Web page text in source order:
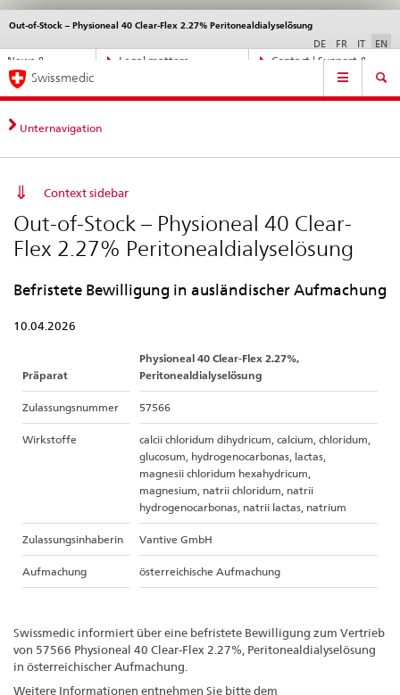
Direct
navigation:
news,
matters,
News &
Legal matters,
Contact | Support &
Out-of-Stock – Physioneal 40 Clear-Flex 2.27% Peritonealdialyselösung
Languages
DE FR IT EN
Service
Main
Navigation
Swissmedic
Unternavigation
Context sidebar
Out-of-Stock – Physioneal 40 Clear-
Flex 2.27% Peritonealdialyselösung
Befristete Bewilligung in ausländischer Aufmachung
10.04.2026
Präparat
Physioneal 40 Clear-Flex 2.27%,
Peritonealdialyselösung
Zulassungsnummer 57566
Wirkstoffe
calcii chloridum dihydricum, calcium, chloridum,
glucosum, hydrogenocarbonas, lactas,
magnesii chloridum hexahydricum,
magnesium, natrii chloridum, natrii
hydrogenocarbonas, natrii lactas, natrium
Zulassungsinhaberin Vantive GmbH
Aufmachung österreichische Aufmachung
Swissmedic informiert über eine befristete Bewilligung zum Vertrieb
von 57566 Physioneal 40 Clear-Flex 2.27%, Peritonealdialyselösung
in österreichischer Aufmachung.
Weitere Informationen entnehmen Sie bitte dem